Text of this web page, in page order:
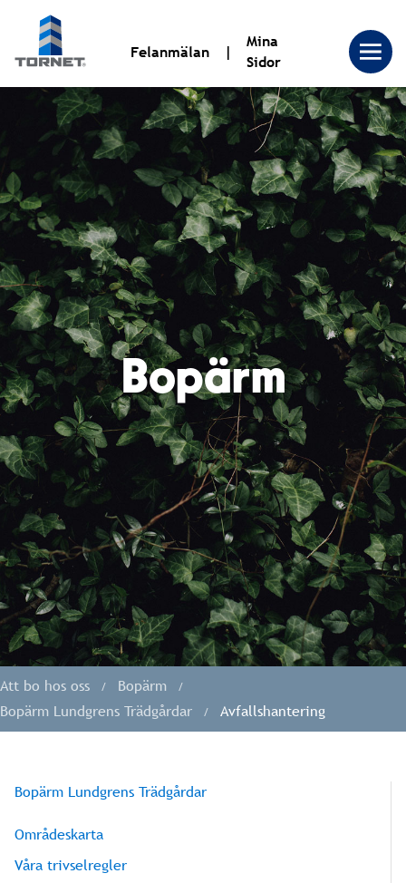
Tornet
Bostadsproduktion
AB
|
Tornet
Felanmälan
Mina
Sidor
Bopärm
Att bo hos oss
Bopärm
Bopärm Lundgrens Trädgårdar
Avfallshantering
Bopärm Lundgrens Trädgårdar
Områdeskarta
Våra trivselregler